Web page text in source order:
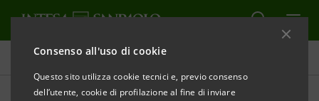
Consenso all'uso di cookie
Questo sito utilizza cookie tecnici e, previo consenso
dell’utente, cookie di profilazione al fine di inviare
Comunicati stampa
STAMPA AGGIORNA